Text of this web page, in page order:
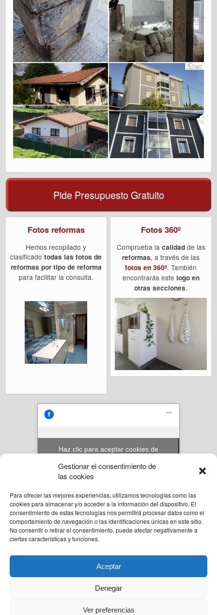
Gestionar el consentimiento de
las cookies
Para ofrecer las mejores experiencias, utilizamos tecnologías como las
cookies para almacenar y/o acceder a la información del dispositivo. El
consentimiento de estas tecnologías nos permitirá procesar datos como el
comportamiento de navegación o las identificaciones únicas en este sitio.
No consentir o retirar el consentimiento, puede afectar negativamente a
ciertas características y funciones.
Aceptar
Denegar
Ver preferencias
Pide Presupuesto Gratuito
Fotos reformas
Hemos recopilado y
clasificadotodas las fotos de
reformas por tipo de reforma
para facilitar la consulta.
Fotos 360º
Comprueba la calidadde las
reformas, a través de las
fotos en 360º. También
encontrarás este logo en
otras secciones.
Haz clic para aceptar cookies de
© Reformas Unai Ordoñez 2023. Aita Santiago Onaindia 3D 2ºA Amorebieta,
Bizkaia.
636 94 58 57
unai@reformasunaiordo.com
Back to top